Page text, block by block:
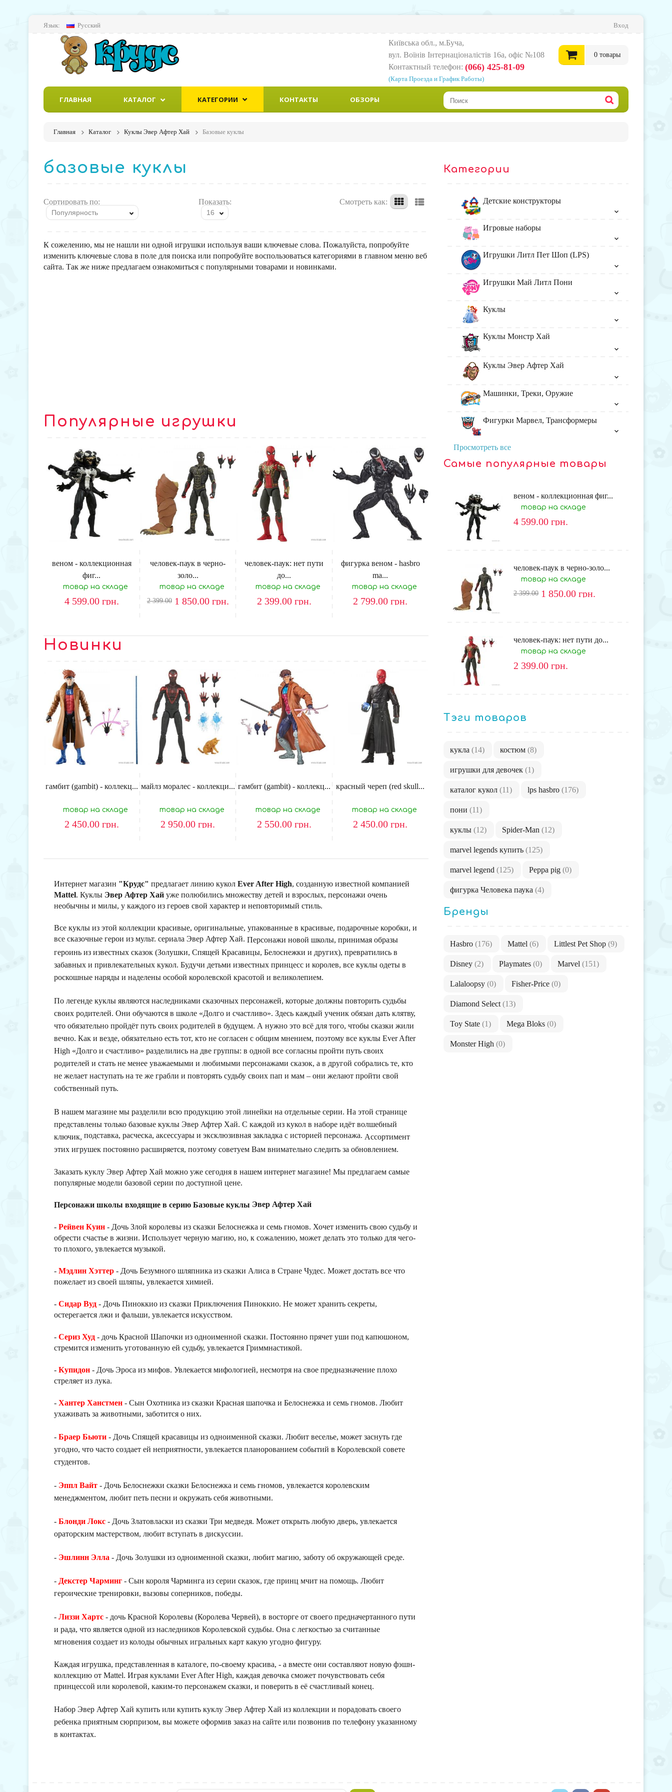
Язык: Русский Вход
Київська обл., м.Буча,
вул. Воїнiв Iнтернацiоналiстiв 16а, офіс №108
Контактный телефон: (066) 425-81-09
(Карта Проезда и График Работы)
0товары
ГЛАВНАЯ КАТАЛОГ КАТЕГОРИИ КОНТАКТЫ ОБЗОРЫ
Главная Каталог Куклы Эвер Афтер Хай Базовые куклы
базовые куклы
Сортировать по:
Популярность
Показать:
16
Смотреть как:
К сожелению, мы не нашли ни одной игрушки используя ваши ключевые слова. Пожалуйста, попробуйте
изменить ключевые слова в поле для поиска или попробуйте воспользоваться категориями в главном меню веб
сайта. Так же ниже предлагаем ознакомиться с популярными товарами и новинками.
Популярные игрушки
веном - коллекционная
фиг...
товар на складе
4 599.00 грн.
человек-паук в черно-
золо...
товар на складе
2 399.001 850.00 грн.
человек-паук: нет пути
до...
товар на складе
2 399.00 грн.
фигурка веном - hasbro
ma...
товар на складе
2 799.00грн.
Новинки
гамбит (gambit) - коллекц...
товар на складе
2 450.00 грн.
майлз моралес - коллекци...
товар на складе
2 950.00грн.
гамбит (gambit) - коллекц...
товар на складе
2 550.00 грн.
красный череп (red skull...
товар на складе
2 450.00грн.
Интернет магазин "Крудс" предлагает линию кукол Ever After High, созданную известной компанией
Mattel. Куклы Эвер Афтер Хай уже полюбились множеству детей и взрослых, персонажи очень
необычны и милы, у каждого из героев свой характер и неповторимый стиль.
Все куклы из этой коллекции красивые, оригинальные, упакованные в красивые, подарочные коробки, и
все сказочные герои из мульт. сериала Эвер Афтер Хай. Персонажи новой школы, принимая образы
героинь из известных сказок (Золушки, Спящей Красавицы, Белоснежки и других), превратились в
забавных и привлекательных кукол. Будучи детьми известных принцесс и королев, все куклы одеты в
роскошные наряды и наделены особой королевской красотой и великолепием.
По легенде куклы являются наследниками сказочных персонажей, которые должны повторить судьбы
своих родителей. Они обучаются в школе «Долго и счастливо». Здесь каждый ученик обязан дать клятву,
что обязательно пройдёт путь своих родителей в будущем. А нужно это всё для того, чтобы сказки жили
вечно. Как и везде, обязательно есть тот, кто не согласен с общим мнением, поэтому все куклы Ever After
High «Долго и счастливо» разделились на две группы: в одной все согласны пройти путь своих
родителей и стать не менее уважаемыми и любимыми персонажами сказок, а в другой собрались те, кто
не желает наступать на те же грабли и повторять судьбу своих пап и мам – они желают пройти свой
собственный путь.
В нашем магазине мы разделили всю продукцию этой линейки на отдельные серии. На этой странице
представлены только базовые куклы Эвер Афтер Хай. С каждой из кукол в наборе идёт волшебный
ключик, подставка, расческа, аксессуары и эксклюзивная закладка с историей персонажа. Ассортимент
этих игрушек постоянно расширяется, поэтому советуем Вам внимательно следить за обновлением.
Заказать куклу Эвер Афтер Хай можно уже сегодня в нашем интернет магазине! Мы предлагаем самые
популярные модели базовой серии по доступной цене.
Персонажи школы входящие в серию Базовые куклы Эвер Афтер Хай
- Рейвен Куин - Дочь Злой королевы из сказки Белоснежка и семь гномов. Хочет изменить свою судьбу и
обрести счастье в жизни. Использует черную магию, но, к сожалению, может делать это только для чего-
то плохого, увлекается музыкой.
- Мэдлин Хэттер - Дочь Безумного шляпника из сказки Алиса в Стране Чудес. Может достать все что
пожелает из своей шляпы, увлекается химией.
- Сидар Вуд - Дочь Пиноккио из сказки Приключения Пиноккио. Не может хранить секреты,
остерегается лжи и фальши, увлекается искусством.
- Сериз Худ - дочь Красной Шапочки из одноименной сказки. Постоянно прячет уши под капюшоном,
стремится изменить уготованную ей судьбу, увлекается Гриммнастикой.
- Купидон - Дочь Эроса из мифов. Увлекается мифологией, несмотря на свое предназначение плохо
стреляет из лука.
- Хантер Ханстмен - Сын Охотника из сказки Красная шапочка и Белоснежка и семь гномов. Любит
ухаживать за животными, заботится о них.
- Браер Бьюти - Дочь Спящей красавицы из одноименной сказки. Любит веселье, может заснуть где
угодно, что часто создает ей неприятности, увлекается планорованием событий в Королевской совете
студентов.
- Эппл Вайт - Дочь Белоснежки сказки Белоснежка и семь гномов, увлекается королевским
менеджментом, любит петь песни и окружать себя животными.
- Блонди Локс - Дочь Златовласки из сказки Три медведя. Может открыть любую дверь, увлекается
ораторским мастерством, любит вступать в дискуссии.
- Эшлинн Элла - Дочь Золушки из одноименной сказки, любит магию, заботу об окружающей среде.
- Декстер Чарминг - Сын короля Чарминга из серии сказок, где принц мчит на помощь. Любит
героические тренировки, вызовы соперников, победы.
- Лиззи Хартс - дочь Красной Королевы (Королева Червей), в восторге от своего предначертанного пути
и рада, что является одной из наследников Королевской судьбы. Она с легкостью за считанные
мгновения создает из колоды обычных игральных карт какую угодно фигуру.
Каждая игрушка, представленная в каталоге, по-своему красива, - а вместе они составляют новую фэшн-
коллекцию от Mattel. Играя куклами Ever After High, каждая девочка сможет почувствовать себя
принцессой или королевой, каким-то персонажем сказки, и поверить в её счастливый конец.
Набор Эвер Афтер Хай купить или купить куклу Эвер Афтер Хай из коллекции и порадовать своего
ребенка приятным сюрпризом, вы можете оформив заказ на сайте или позвонив по телефону указанному
в контактах.
Категории
Детские конструкторы
Игровые наборы
Игрушки Литл Пет Шоп (LPS)
Игрушки Май Литл Пони
Куклы
Куклы Монстр Хай
Куклы Эвер Афтер Хай
Машинки, Треки, Оружие
Фигурки Марвел, Трансформеры
Просмотреть все
Самые популярные товары
веном - коллекционная фиг...
товар на складе
4 599.00 грн.
человек-паук в черно-золо...
товар на складе
2 399.00 1 850.00 грн.
человек-паук: нет пути до...
товар на складе
2 399.00 грн.
Тэги товаров
кукла (14) костюм (8)
игрушки для девочек (1)
каталог кукол (11) lps hasbro (176)
пони (11)
куклы (12) Spider-Man (12)
marvel legends купить (125)
marvel legend (125) Peppa pig (0)
фигурка Человека паука (4)
Бренды
Hasbro (176) Mattel (6) Littlest Pet Shop (9)
Disney (2) Playmates (0) Marvel (151)
Lalaloopsy (0) Fisher-Price (0)
Diamond Select (13)
Toy State (1) Mega Bloks (0)
Monster High (0)